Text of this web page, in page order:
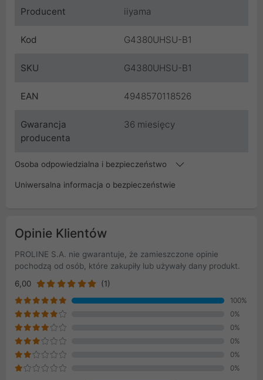
Producent iiyama
Kod G4380UHSU-B1
SKU G4380UHSU-B1
EAN 4948570118526
Gwarancja
producenta
36 miesięcy
Osoba odpowiedzialna i bezpieczeństwo
Uniwersalna informacja o bezpieczeństwie
Opinie Klientów
PROLINE S.A. nie gwarantuje, że zamieszczone opinie
pochodzą od osób, które zakupiły lub używały dany produkt.
6,00
(1)
100%
0%
0%
0%
0%
0%